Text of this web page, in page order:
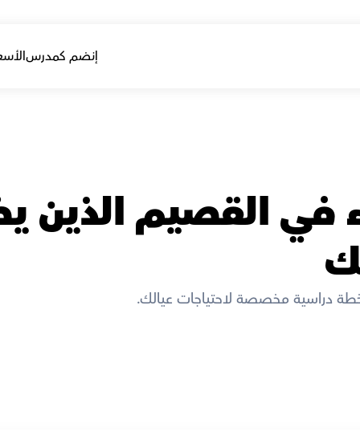
دراسية مخصصة لاحتياجات عيالك.
إنضم كمدرس